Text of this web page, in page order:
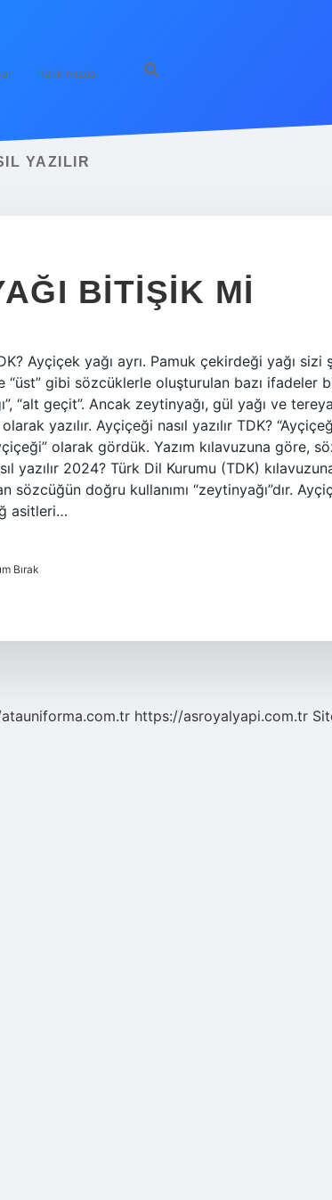
Hakkımızda
YAZILIR
BITIŞIK MI
Ayçiçek yağı ayrı. Pamuk çekirdeği yağı
“üst” gibi sözcüklerle oluşturulan bazı ifadeler
“alt geçit”. Ancak zeytinyağı, gül yağı ve
yazılır. Ayçiçeği nasıl yazılır TDK?
olarak gördük. Yazım kılavuzuna göre,
yazılır 2024? Türk Dil Kurumu (TDK)
sözcüğün doğru kullanımı “zeytinyağı”dır.
asitleri…
Bırak
https://asroyalyapi.com.tr